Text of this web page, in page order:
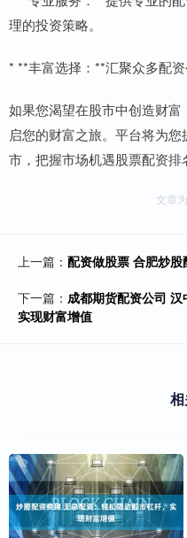
理的投资策略。
* **丰富选择：**汇聚众多配
如果您渴望在股市中创造财
启您的财富之旅。平台将为
市，把握市场机遇股票配资排
文章
上一篇： 配资做股票 合肥炒
下一篇： 成都期货配资公司 汉
实现财富增值